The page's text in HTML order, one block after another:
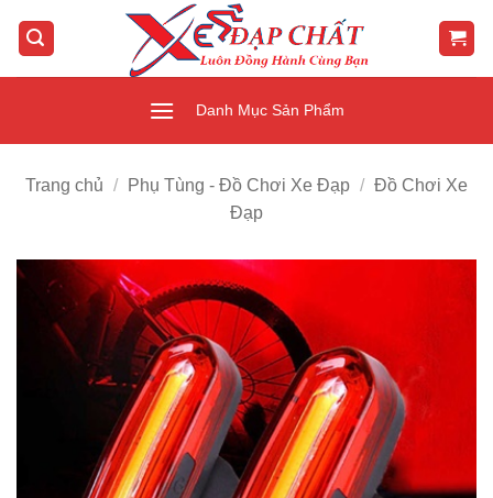
qua
Danh Mục Sản Phẩm
Trang chủ / Phụ Tùng - Đồ Chơi Xe Đạp / Đồ Chơi Xe
Đạp